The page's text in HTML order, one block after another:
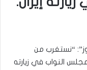
“نستغرب من
مجلس النواب في زيارته